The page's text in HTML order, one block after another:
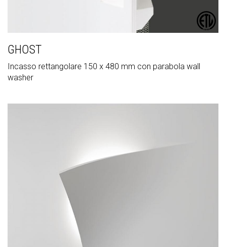
GHOST
Incasso rettangolare 150 x 480 mm con parabola wall
washer